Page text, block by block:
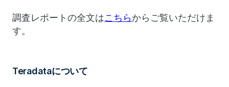
調査レポートの全文はこちらからご覧いただけま
す。
Teradataについて